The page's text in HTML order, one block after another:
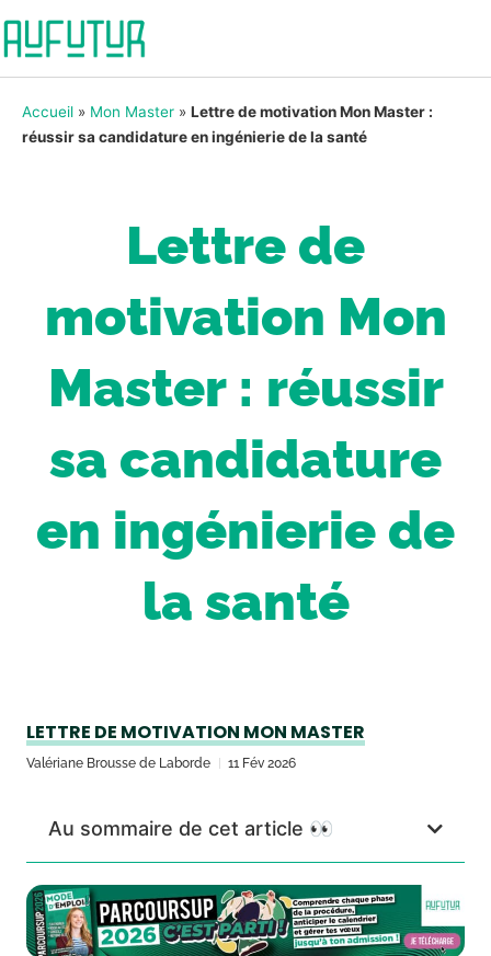
Accueil » Mon Master » Lettre de motivation Mon Master :
réussir sa candidature en ingénierie de la santé
Lettre de
motivation Mon
Master : réussir
sa candidature
en ingénierie de
la santé
LETTRE DE MOTIVATION MON MASTER
Valériane Brousse de Laborde 11 Fév 2026
Au sommaire de cet article 👀